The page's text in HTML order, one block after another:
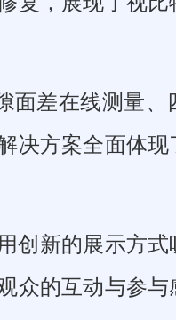
面差在线测量
决方案全面体
创新的展示方式
众的互动与参